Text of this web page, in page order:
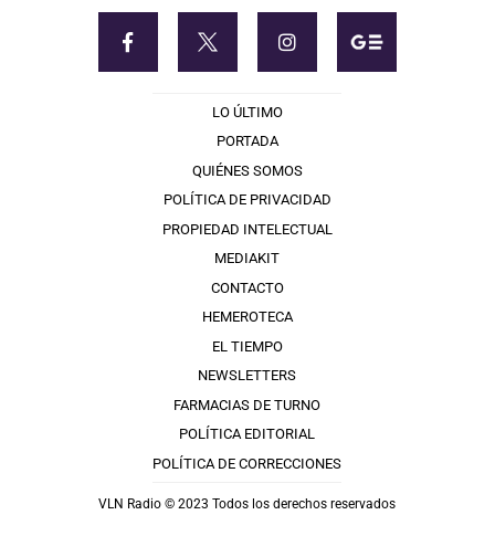
LO ÚLTIMO
PORTADA
QUIÉNES SOMOS
POLÍTICA DE PRIVACIDAD
PROPIEDAD INTELECTUAL
MEDIAKIT
CONTACTO
HEMEROTECA
EL TIEMPO
NEWSLETTERS
FARMACIAS DE TURNO
POLÍTICA EDITORIAL
POLÍTICA DE CORRECCIONES
VLN Radio © 2023 Todos los derechos reservados